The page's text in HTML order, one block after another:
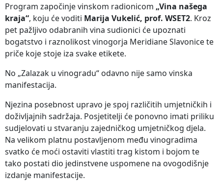
Program započinje vinskom radionicom „Vina našega
kraja“, koju će voditi Marija Vukelić, prof. WSET2. Kroz
pet pažljivo odabranih vina sudionici će upoznati
bogatstvo i raznolikost vinogorja Meridiane Slavonice te
priče koje stoje iza svake etikete.
No „Zalazak u vinogradu“ odavno nije samo vinska
manifestacija.
Njezina posebnost upravo je spoj različitih umjetničkih i
doživljajnih sadržaja. Posjetitelji će ponovno imati priliku
sudjelovati u stvaranju zajedničkog umjetničkog djela.
Na velikom platnu postavljenom među vinogradima
svatko će moći ostaviti vlastiti trag kistom i bojom te
tako postati dio jedinstvene uspomene na ovogodišnje
izdanje manifestacije.